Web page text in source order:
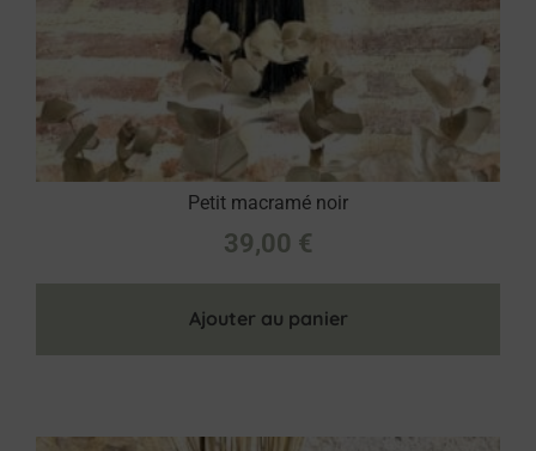
Petit macramé noir
39,00 €
Ajouter au panier